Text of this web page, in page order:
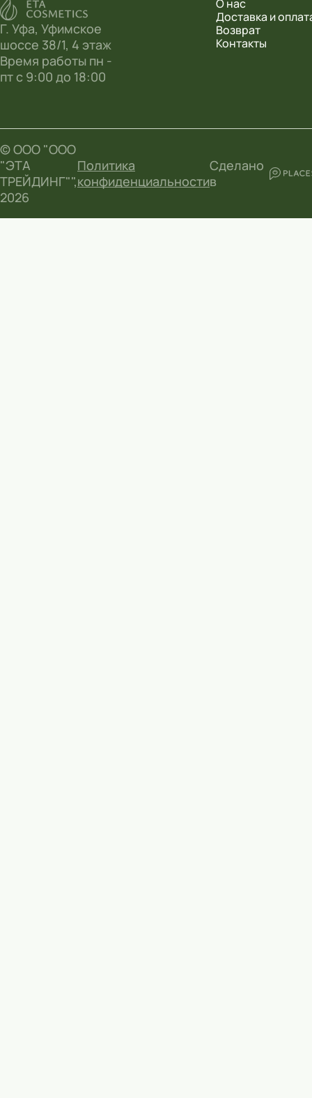
Г. Уфа, Уфимское
шоссе 38/1, 4 этаж
Время работы пн -
пт с 9:00 до 18:00
О нас
Доставка и
Возврат
Контакты
© ООО "ООО
"ЭТА
ТРЕЙДИНГ"",
2026
Политика
конфиденциальности
Сделано
в